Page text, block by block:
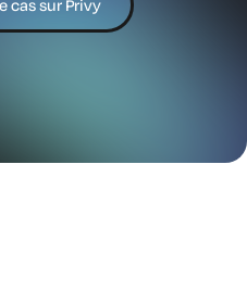
cas sur Privy